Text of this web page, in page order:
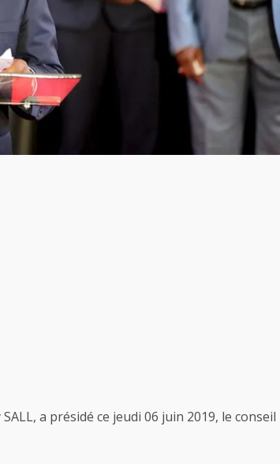
a présidé ce jeudi 06 juin 2019, le conseil